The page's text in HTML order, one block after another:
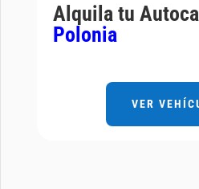
Alquila tu
Polonia
VER